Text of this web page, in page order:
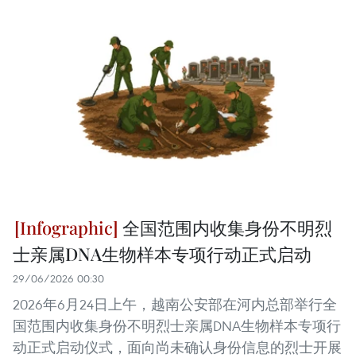
全国范围内收集身份不明烈
士亲属DNA生物样本专项行动正式启动
29/06/2026 00:30
2026年6月24日上午，越南公安部在河内总部举行全
国范围内收集身份不明烈士亲属DNA生物样本专项行
动正式启动仪式，面向尚未确认身份信息的烈士开展